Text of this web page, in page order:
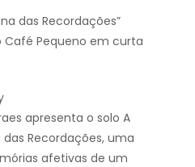
das Recordações”
Pequeno em curta
apresenta o solo A
Recordações, uma
afetivas de um